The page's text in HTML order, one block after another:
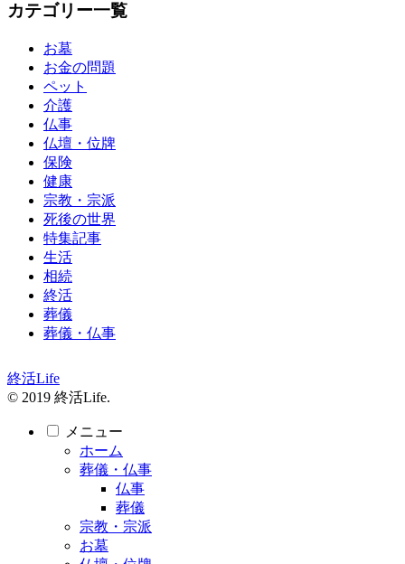
カテゴリー一覧
お墓
お金の問題
ペット
介護
仏事
仏壇・位牌
保険
健康
宗教・宗派
死後の世界
特集記事
生活
相続
終活
葬儀
葬儀・仏事
終活Life
© 2019 終活Life.
メニュー
ホーム
葬儀・仏事
仏事
葬儀
宗教・宗派
お墓